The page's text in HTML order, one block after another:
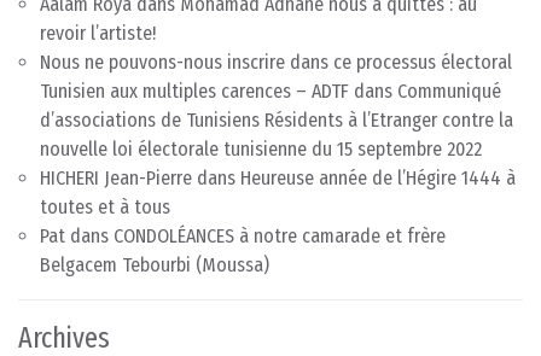
revoir l’artiste!
Nous ne pouvons-nous inscrire dans ce processus électoral
Tunisien aux multiples carences – ADTF dans Communiqué
d’associations de Tunisiens Résidents à l’Etranger contre la
nouvelle loi électorale tunisienne du 15 septembre 2022
HICHERI Jean-Pierre dans Heureuse année de l’Hégire 1444 à
toutes et à tous
Pat dans CONDOLÉANCES à notre camarade et frère
Belgacem Tebourbi (Moussa)
Archives